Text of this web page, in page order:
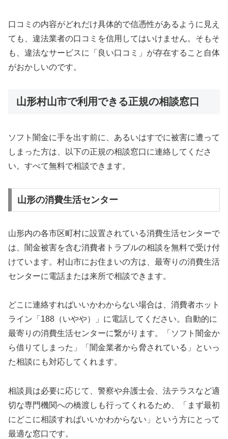
口コミの内容がどれだけ具体的で信憑性があるように見え
ても、違法業者の口コミを信用してはいけません。そもそ
も、違法なサービスに「良い口コミ」が存在すること自体
がおかしいのです。
山形村山市で利用できる正規の相談窓口
ソフト闇金に手を出す前に、あるいはすでに被害に遭って
しまった方は、以下の正規の相談窓口に連絡してくださ
い。すべて無料で相談できます。
山形の消費生活センター
山形内の各市区町村に設置されている消費生活センターで
は、闇金被害を含む消費者トラブルの相談を無料で受け付
けています。村山市にお住まいの方は、最寄りの消費生活
センターに電話または来所で相談できます。
どこに連絡すればいいかわからない場合は、消費者ホット
ライン「188（いやや）」に電話してください。自動的に
最寄りの消費生活センターに繋がります。「ソフト闇金か
ら借りてしまった」「闇金業者から脅されている」といっ
た相談にも対応してくれます。
相談員は必要に応じて、警察や弁護士会、法テラスなど適
切な専門機関への橋渡しも行ってくれるため、「まず最初
にどこに相談すればいいかわからない」という方にとって
最適な窓口です。